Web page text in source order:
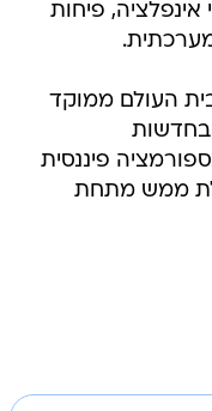
אינפלציה, פיחות
העולם ממוקד
פיננסית
ממש מתחת